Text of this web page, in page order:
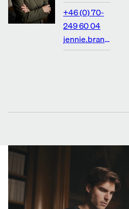
+46 (0) 70-
249 60 04
jennie.brandt@rosenlaw.se